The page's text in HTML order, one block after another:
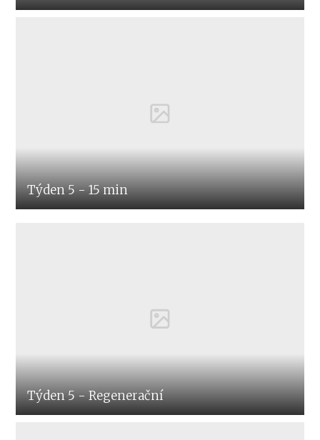
Týden 5 - 15 min
Týden 5 - Regenerační